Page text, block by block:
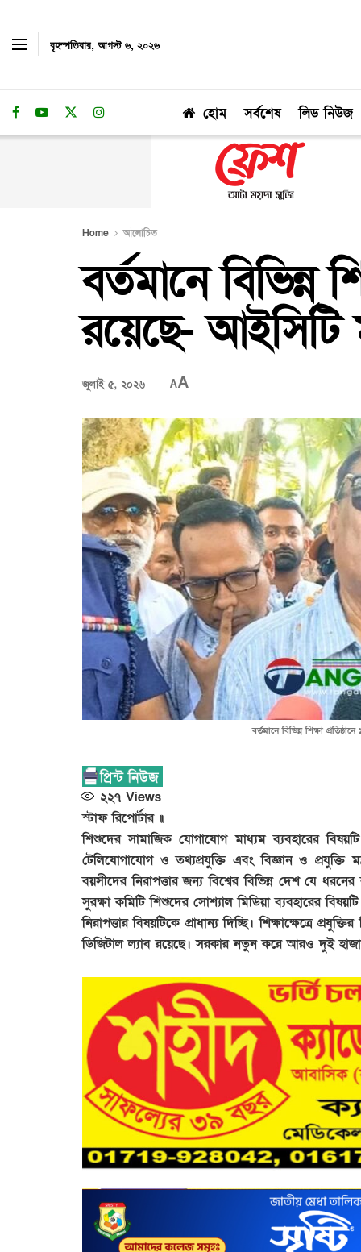
বৃহস্পতিবার, আগস্ট ৬, ২০২৬
হোম সর্বশেষ লিড নিউজ
Home আলোচিত
বর্তমানে বিভিন্ন
রয়েছে- আইসিটি
জুলাই ৫, ২০২৬ AA
বর্তমানে বিভিন্ন শিক্ষা
২২৭ Views
স্টাফ রিপোর্টার ॥
শিশুদের সামাজিক যোগাযোগ মাধ্যম ব্যবহারের
টেলিযোগাযোগ ও তথ্যপ্রযুক্তি এবং বিজ্ঞান ও
বয়সীদের নিরাপত্তার জন্য বিশ্বের বিভিন্ন দেশ যে
সুরক্ষা কমিটি শিশুদের সোশ্যাল মিডিয়া ব্যবহারের
নিরাপত্তার বিষয়টিকে প্রাধান্য দিচ্ছি। শিক্ষাক্ষেত্রে
ডিজিটাল ল্যাব রয়েছে। সরকার নতুন করে আরও দুই